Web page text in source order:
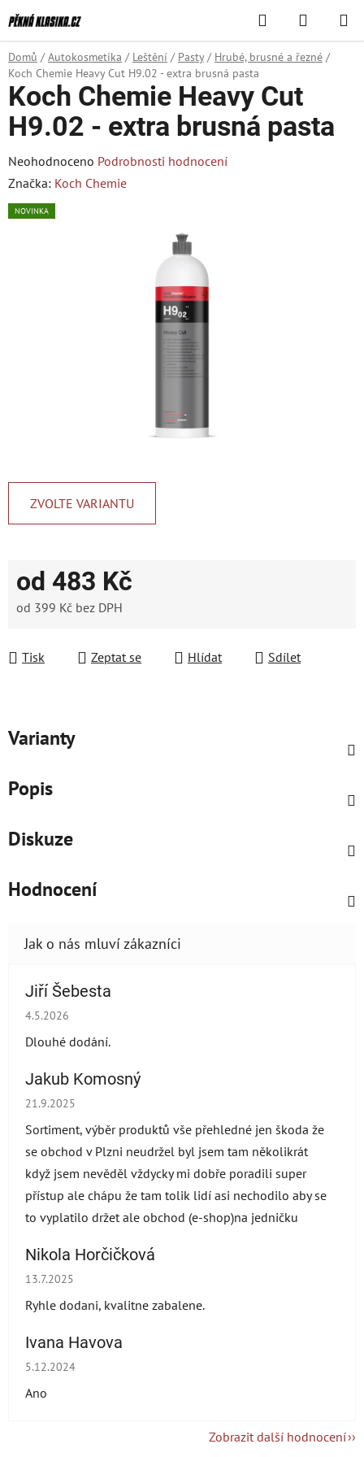
na
obsah
Hledat
KOŠÍK
Domů / Autokosmetika / Leštění / Pasty / Hrubé, brusné a řezné /
Koch Chemie Heavy Cut H9.02 - extra brusná pasta
ZVOLTE VARIANTU
od 483 Kč
od 399 Kč bez DPH
Tisk
Zeptat se Hlídat Sdílet
Koch Chemie Heavy Cut
H9.02 - extra brusná pasta
Průměrné
hodnocení
produktu
Neohodnoceno Podrobnosti hodnocení
Značka: Koch Chemie
NOVINKA
Varianty
Popis
Diskuze
Hodnocení
Jiří Šebesta
Hodnocení obchodu je 2 z 5 hvězdiček.
4.5.2026
Dlouhé dodání.
Jakub Komosný
Hodnocení obchodu je 5 z 5 hvězdiček.
21.9.2025
Sortiment, výběr produktů vše přehledné jen škoda že
se obchod v Plzni neudržel byl jsem tam několikrát
když jsem nevěděl vždycky mi dobře poradili super
přístup ale chápu že tam tolik lidí asi nechodilo aby se
to vyplatilo držet ale obchod (e-shop)na jedničku
Nikola Horčičková
Hodnocení obchodu je 5 z 5 hvězdiček.
13.7.2025
Ryhle dodani, kvalitne zabalene.
Ivana Havova
Hodnocení obchodu je 5 z 5 hvězdiček.
5.12.2024
Ano
Zobrazit další hodnocení